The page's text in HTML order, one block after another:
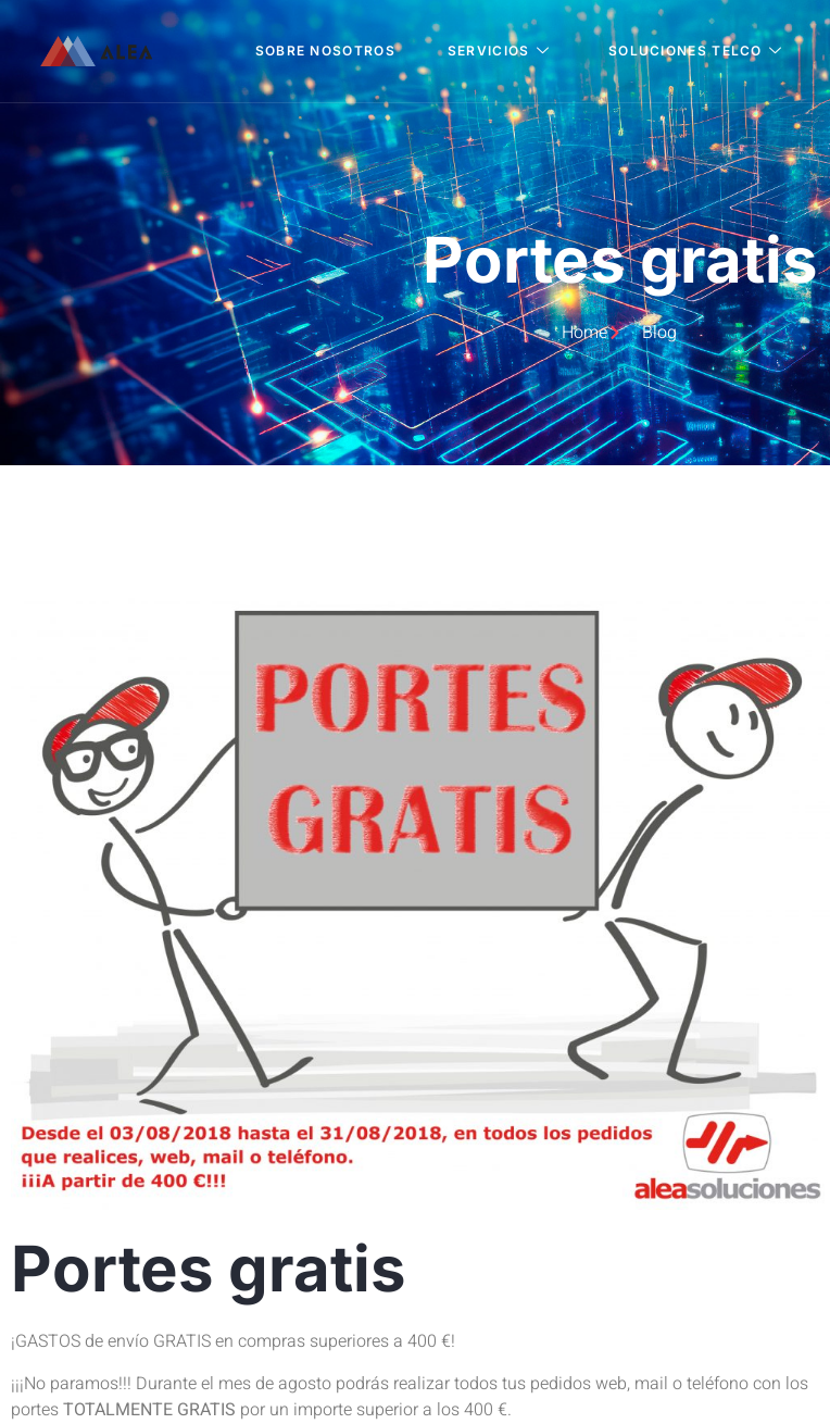
SOBRE NOSOTROS SERVICIOS SOLUCIONES TELCO
Portes gratis
Home Blog
Portes gratis
¡GASTOS de envío GRATIS en compras superiores a 400 €!
¡¡¡No paramos!!! Durante el mes de agosto podrás realizar todos tus pedidos web, mail o teléfono con los
portesTOTALMENTE GRATIS por un importe superior a los 400 €.